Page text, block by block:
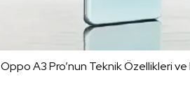
Oppo A3 Pro’nun Teknik Özellikleri